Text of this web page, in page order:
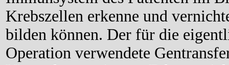
Krebszellen erkenne und
bilden können. Der für die
Operation verwendete